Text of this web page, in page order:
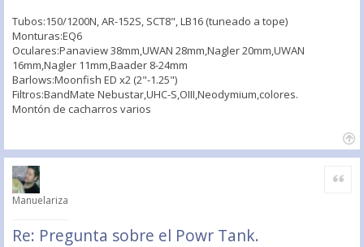
Tubos:150/1200N, AR-152S, SCT8", LB16 (tuneado a tope)
Monturas:EQ6
Oculares:Panaview 38mm,UWAN 28mm,Nagler 20mm,UWAN
16mm,Nagler 11mm,Baader 8-24mm
Barlows:Moonfish ED x2 (2"-1.25")
Filtros:BandMate Nebustar,UHC-S,OIII,Neodymium,colores.
Montón de cacharros varios
Manuelariza
Re: Pregunta sobre el Powr Tank.
Citar